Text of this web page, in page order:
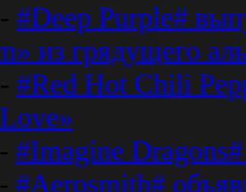
#Deep Purple#
из грядущего
#Red Hot Chili
#Imagine
#Aerosmith#